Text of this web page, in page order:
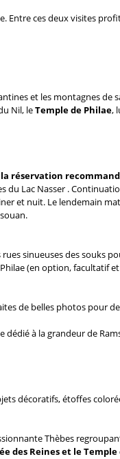
Entre ces deux visites
et les montagnes de
Nil, leTemple de Philae,
réservation
Lac Nasser .
et nuit. Le lendemain
sinueuses des souks
(en option, facultatif
de belles photos pour
à la grandeur de
décoratifs, étoffes
Thèbes
des Reines et le